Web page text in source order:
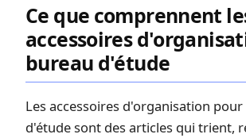
Ce que comprennent
accessoires
bureau d'étude
Les accessoires d'organisation
d'étude sont des articles qui trient,